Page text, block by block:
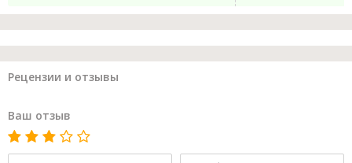
Рецензии и отзывы
Ваш отзыв